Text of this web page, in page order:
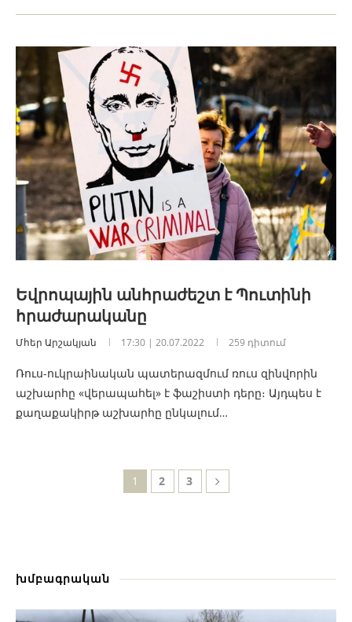
Եվրոպային անհրաժեշտ է Պուտինի
հրաժարականը
Մհեր Արշակյան 17:30 | 20.07.2022 259 դիտում
Ռուս-ուկրաինական պատերազմում ռուս զինվորին
աշխարհը «վերապահել» է ֆաշիստի դերը։ Այդպես է
քաղաքակիրթ աշխարհը ընկալում…
1 2 3
խմբագրական